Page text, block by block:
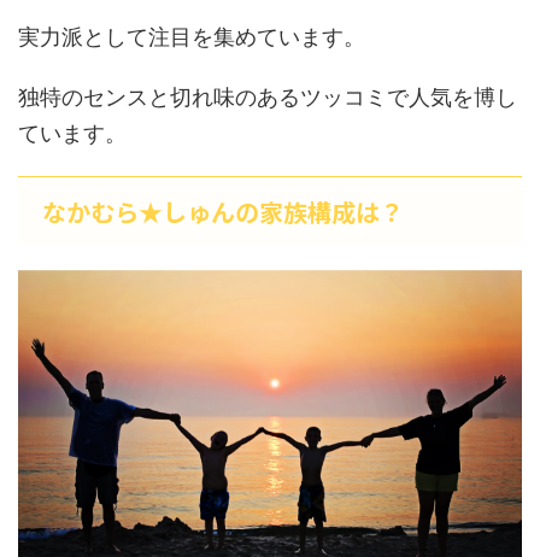
実力派として注目を集めています。
独特のセンスと切れ味のあるツッコミで人気を博し
ています。
なかむら★しゅんの家族構成は？